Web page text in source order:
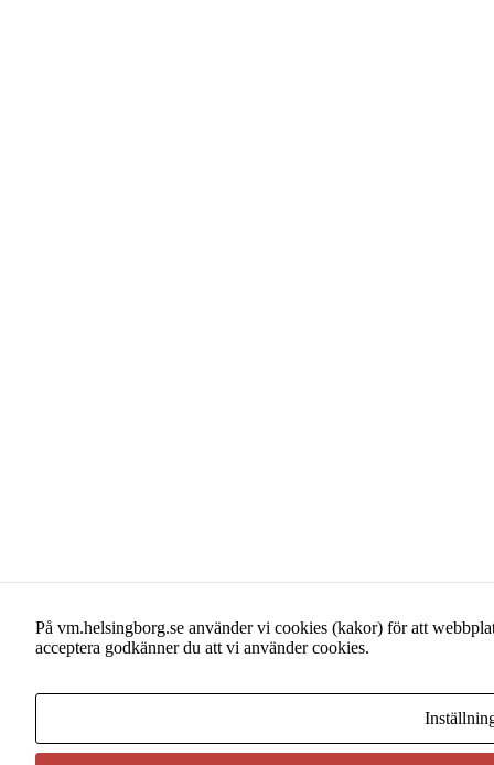
På vm.helsingborg.se använder vi cookies (kakor) för att
acceptera godkänner du att vi använder cookies.